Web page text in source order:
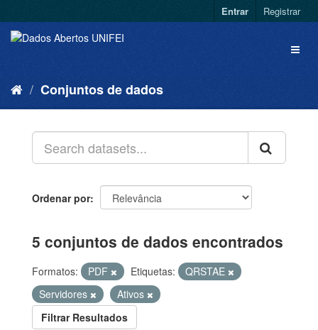
Entrar Registrar
Conjuntos de dados
Ordenar por
5 conjuntos de dados encontrados
Formatos: PDF Etiquetas:
QRSTAE
Servidores
Ativos
Filtrar Resultados